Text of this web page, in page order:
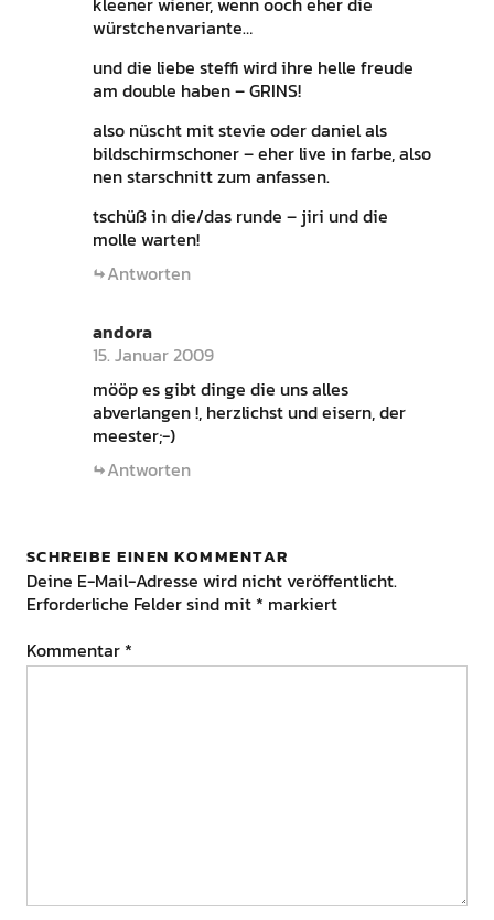
würstchenvariante…
und die liebe steffi wird ihre helle freude
am double haben – GRINS!
also nüscht mit stevie oder daniel als
bildschirmschoner – eher live in farbe, also
nen starschnitt zum anfassen.
tschüß in die/das runde – jiri und die
molle warten!
Antworten
andora
15. Januar 2009
mööp es gibt dinge die uns alles
abverlangen !, herzlichst und eisern, der
meester;-)
Antworten
SCHREIBE EINEN KOMMENTAR
Deine E-Mail-Adresse wird nicht veröffentlicht.
Erforderliche Felder sind mit * markiert
Kommentar *